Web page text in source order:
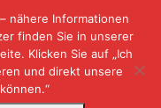
nähere Informationen
finden Sie in unserer
Klicken Sie auf „Ich
und direkt unsere